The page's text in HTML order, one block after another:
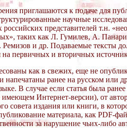
приглашаются к подаче для
научные
представителей т.н.
таких как Л. Гумилев, А.
и др. Подаваемые тексты
на первичных и вторичных
как в свежих, еще не
напечатаны ранее на русском или
В случае если статья была
Интернет-версии), от
совета издания или книги, в
материала, как PDF-
за нарушение чьих-либо